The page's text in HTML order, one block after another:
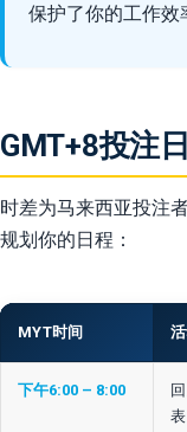
保护了你的工作效
GMT+8投注
时差为马来西亚投注
规划你的日程：
MYT时间
下午6:00 – 8:00
表